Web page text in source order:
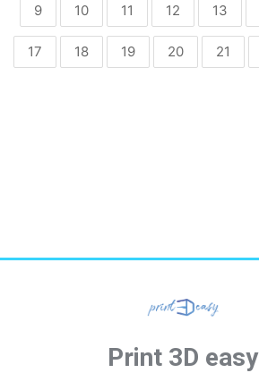
9 10 11 12 13
17 18 19 20 21
Print 3D easy